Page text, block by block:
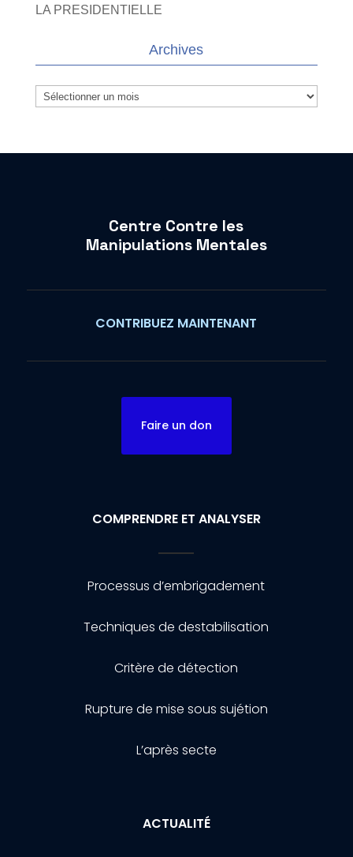
LA PRESIDENTIELLE
Archives
Archives
Centre Contre les
Manipulations Mentales
CONTRIBUEZ MAINTENANT
Faire un don
COMPRENDRE ET ANALYSER
Processus d’embrigadement
Techniques de destabilisation
Critère de détection
Rupture de mise sous sujétion
L’après secte
ACTUALITÉ